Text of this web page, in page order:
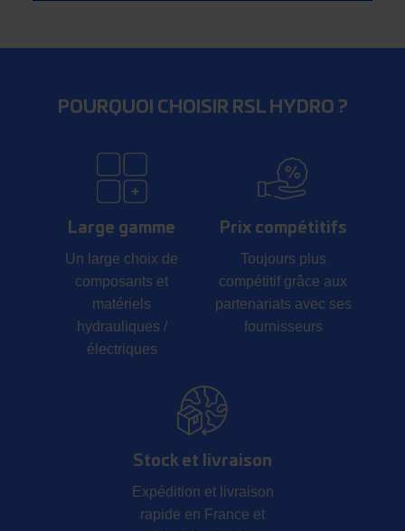
POURQUOI CHOISIR RSL HYDRO ?
Large gamme
Un large choix de
composants et
matériels
hydrauliques /
électriques
Prix compétitifs
Toujours plus
compétitif grâce aux
partenariats avec ses
fournisseurs
Stock et livraison
Expédition et livraison
rapide en France et